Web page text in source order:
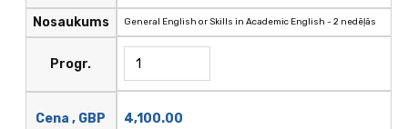
Nosaukums
Progr.
Cena , GBP
General English or Skills in Academic English - 2 nedēļās
4,100.00